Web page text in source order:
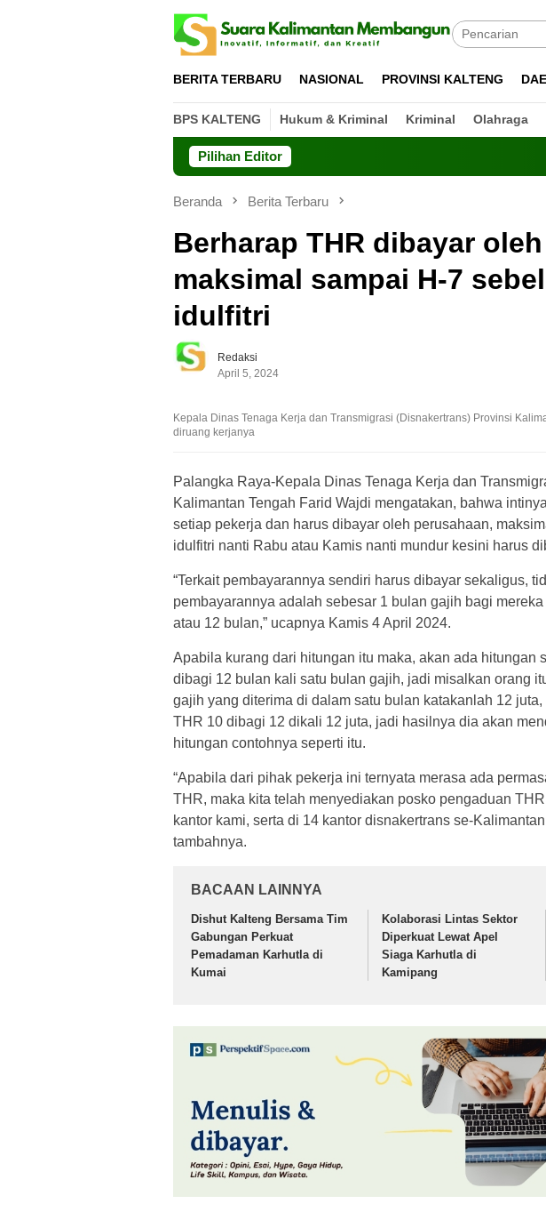
BERITA TERBARU NASIONAL PROVINSI KALTENG
BPS KALTENG Hukum & Kriminal Kriminal Olahraga
Pilihan Editor Dishut
Beranda Berita Terbaru
Berharap THR dibayar
maksimal sampai H-7
idulfitri
Redaksi
April 5, 2024
Kepala Dinas Tenaga Kerja dan Transmigrasi (Disnakertrans) Provinsi
diruang kerjanya
Palangka Raya-Kepala Dinas Tenaga Kerja dan
Kalimantan Tengah Farid Wajdi mengatakan, bahwa
setiap pekerja dan harus dibayar oleh perusahaan,
idulfitri nanti Rabu atau Kamis nanti mundur kesini harus
“Terkait pembayarannya sendiri harus dibayar sekaligus,
pembayarannya adalah sebesar 1 bulan gajih bagi
atau 12 bulan,” ucapnya Kamis 4 April 2024.
Apabila kurang dari hitungan itu maka, akan ada hitungan
dibagi 12 bulan kali satu bulan gajih, jadi misalkan orang
gajih yang diterima di dalam satu bulan katakanlah 12
THR 10 dibagi 12 dikali 12 juta, jadi hasilnya dia akan
hitungan contohnya seperti itu.
“Apabila dari pihak pekerja ini ternyata merasa ada
THR, maka kita telah menyediakan posko pengaduan
kantor kami, serta di 14 kantor disnakertrans se-
tambahnya.
BACAAN LAINNYA
Dishut Kalteng Bersama Tim
Gabungan Perkuat
Pemadaman Karhutla di
Kumai
Kolaborasi Lintas Sektor
Diperkuat Lewat Apel
Siaga Karhutla di
Kamipang